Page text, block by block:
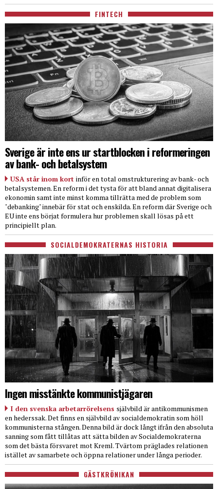
FINTECH
Sverige är inte ens ur startblocken i reformeringen
av bank- och betalsystem
USA står inom kort inför en total omstrukturering av bank- och
betalsystemen. En reform i det tysta för att bland annat digitalisera
ekonomin samt inte minst komma tillrätta med de problem som
"debanking" innebär för stat och enskilda. En reform där Sverige och
EU inte ens börjat formulera hur problemen skall lösas på ett
principiellt plan.
SOCIALDEMOKRATERNAS HISTORIA
Ingen misstänkte kommunistjägaren
I den svenska arbetarrörelsens självbild är antikommunismen
en hederssak. Det finns en självbild av socialdemokratin som höll
kommunisterna stången. Denna bild är dock långt ifrån den absoluta
sanning som fått tillåtas att sätta bilden av Socialdemokraterna
som det bästa försvaret mot Kreml. Tvärtom präglades relationen
istället av samarbete och öppna relationer under långa perioder.
GÄSTKRÖNIKAN